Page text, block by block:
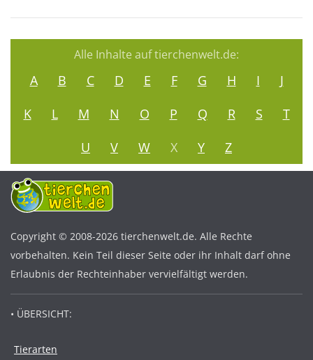
Alle Inhalte auf tierchenwelt.de:
A B C D E F G H I
J
K
L M N O P Q R S
T
U
V W X Y Z
Copyright © 2008-2026 tierchenwelt.de. Alle Rechte
vorbehalten. Kein Teil dieser Seite oder ihr Inhalt darf ohne
Erlaubnis der Rechteinhaber vervielfältigt werden.
• ÜBERSICHT:
Tierarten